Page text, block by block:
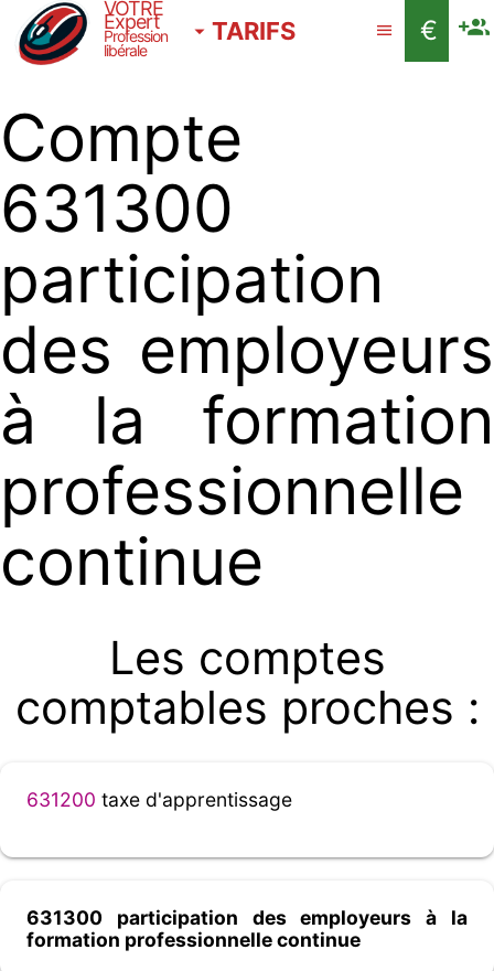
VOTRE
Expert
Profession
libérale
TARIFS €
Compte
631300
participation
des employeurs
à la formation
professionnelle
continue
Les comptes
comptables proches :
631200 taxe d'apprentissage
631300 participation des employeurs à la
formation professionnelle continue